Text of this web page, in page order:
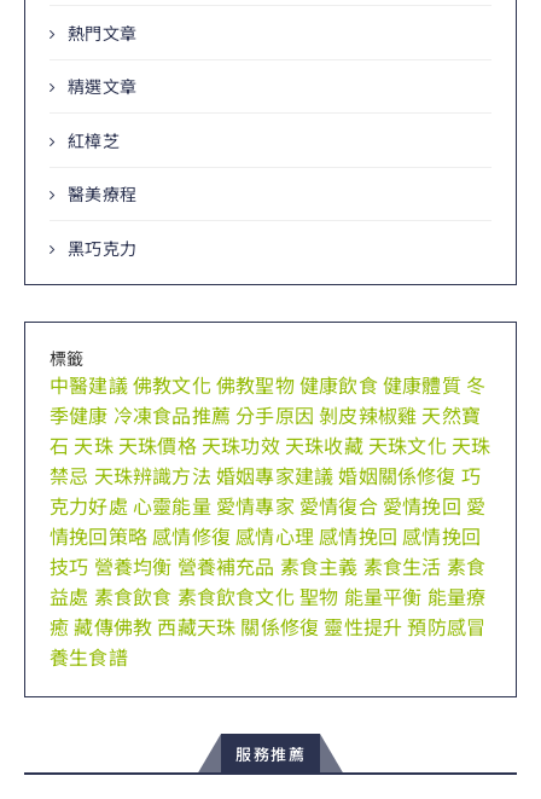
熱門文章
精選文章
紅樟芝
醫美療程
黑巧克力
標籤
中醫建議佛教文化佛教聖物健康飲食健康體質 冬
季健康 冷凍食品推薦 分手原因 剝皮辣椒雞 天然寶
石 天珠 天珠價格 天珠功效 天珠收藏 天珠文化 天珠
禁忌 天珠辨識方法 婚姻專家建議婚姻關係修復 巧
克力好處 心靈能量 愛情專家 愛情復合 愛情挽回 愛
情挽回策略 感情修復 感情心理 感情挽回 感情挽回
技巧 營養均衡 營養補充品 素食主義 素食生活 素食
益處 素食飲食 素食飲食文化聖物 能量平衡 能量療
癒藏傳佛教 西藏天珠 關係修復 靈性提升預防感冒
養生食譜
服務推薦